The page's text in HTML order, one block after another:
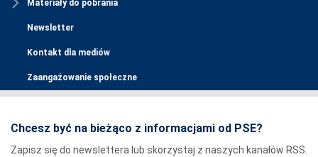
Materiały do pobrania
Newsletter
Kontakt dla mediów
Zaangażowanie społeczne
Chcesz być na bieżąco z informacjami od PSE?
Zapisz się do newslettera lub skorzystaj z naszych kanałów RSS.